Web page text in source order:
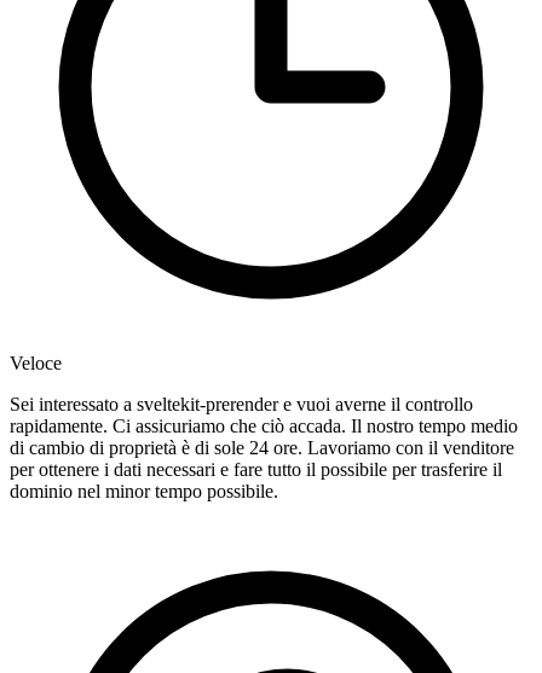
Veloce
Sei interessato a sveltekit-prerender e vuoi averne il controllo
rapidamente. Ci assicuriamo che ciò accada. Il nostro tempo medio
di cambio di proprietà è di sole 24 ore. Lavoriamo con il venditore
per ottenere i dati necessari e fare tutto il possibile per trasferire il
dominio nel minor tempo possibile.